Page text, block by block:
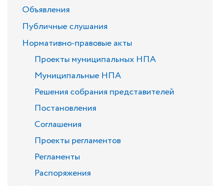
Объявления
Публичные слушания
Нормативно-правовые акты
Проекты муниципальных НПА
Муниципальные НПА
Решения собрания представителей
Постановления
Соглашения
Проекты регламентов
Регламенты
Распоряжения